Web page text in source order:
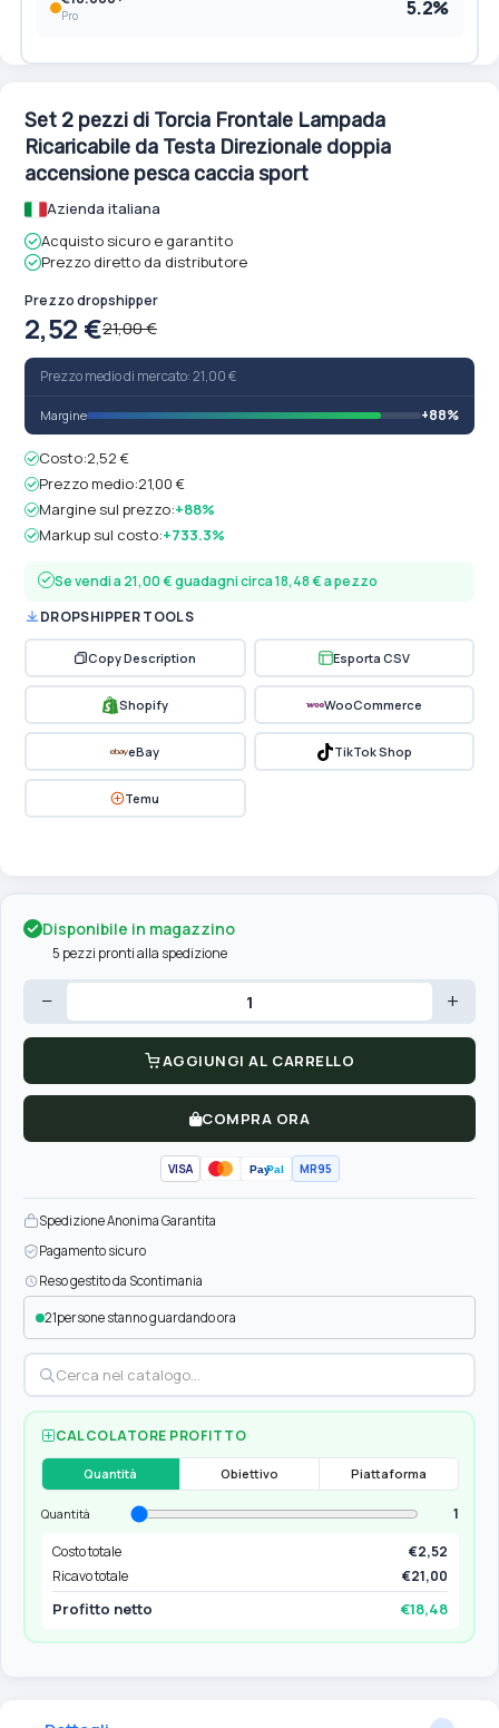
Pro 5.2%
Set 2 pezzi di Torcia Frontale Lampada
Ricaricabile da Testa Direzionale doppia
accensione pesca caccia sport
Azienda italiana
Acquisto sicuro e garantito
Prezzo diretto da distributore
Prezzo dropshipper
2,52 €21,00 €
Prezzo medio di mercato: 21,00 €
Margine +88%
Costo:2,52 €
Prezzo medio:21,00 €
Margine sul prezzo:+88%
Markup sul costo:+733.3%
Se vendi a 21,00 € guadagni circa 18,48 € a pezzo
DROPSHIPPER TOOLS
Copy Description Esporta CSV
Shopify WooCommerce
eBay TikTok Shop
Temu
Disponibile in magazzino
5 pezzi pronti alla spedizione
− +
AGGIUNGI AL CARRELLO
COMPRA ORA
VISA PayPal MR95
Spedizione Anonima Garantita
Pagamento sicuro
Reso gestito da Scontimania
21persone stanno guardando ora
CALCOLATORE PROFITTO
Quantità Obiettivo Piattaforma
Quantità
1
Costo totale
€2,52
Ricavo totale
€21,00
Profitto netto €18,48